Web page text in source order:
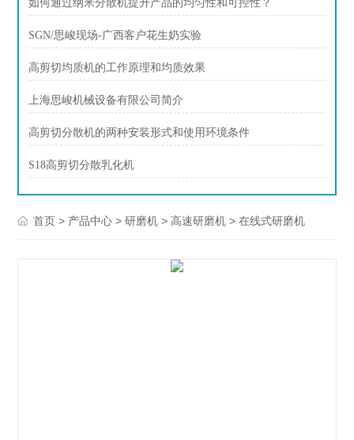
如何通过纳米分散机提升产品的均匀性和可控性？
SGN/思峻现场-广西客户花生奶实验
高剪切均质机的工作原理和均质效果
上海思峻机械设备有限公司简介
高剪切分散机的两种安装形式和使用环境条件
S18高剪切分散乳化机
首页 > 产品中心 >研磨机 >高速研磨机 > 在线式研磨机